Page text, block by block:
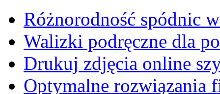
Różnorodność spódnic
Walizki podręczne dla
Drukuj zdjęcia online
Optymalne rozwiązania